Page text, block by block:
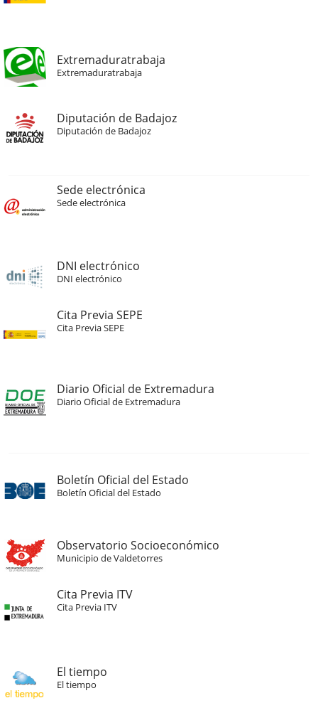
Extremaduratrabaja
Extremaduratrabaja
Diputación de Badajoz
Diputación de Badajoz
Sede electrónica
Sede electrónica
DNI electrónico
DNI electrónico
Cita Previa SEPE
Cita Previa SEPE
Diario Oficial de Extremadura
Diario Oficial de Extremadura
Boletín Oficial del Estado
Boletín Oficial del Estado
Observatorio Socioeconómico
Municipio de Valdetorres
Cita Previa ITV
Cita Previa ITV
El tiempo
El tiempo